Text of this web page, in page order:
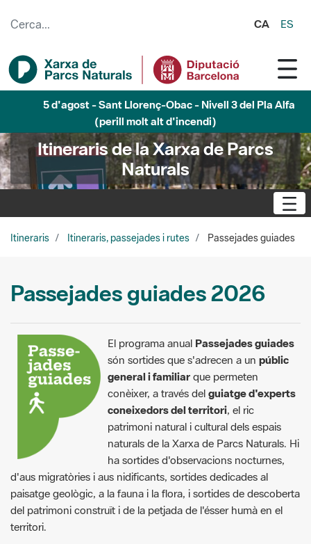
CA ES
5 d'agost - Sant Llorenç-Obac - Nivell 3 del Pla Alfa
(perill molt alt d'incendi)
Itineraris de la Xarxa de Parcs
Naturals
Itineraris Itineraris, passejades i rutes Passejades guiades
Passejades guiades 2026
El programa anual Passejades guiades
són sortides que s'adrecen a un públic
general i familiar que permeten
conèixer, a través del guiatge d'experts
coneixedors del territori, el ric
patrimoni natural i cultural dels espais
naturals de la Xarxa de Parcs Naturals. Hi
ha sortides d'observacions nocturnes,
d'aus migratòries i aus nidificants, sortides dedicades al
paisatge geològic, a la fauna i la flora, i sortides de descoberta
del patrimoni construït i de la petjada de l'ésser humà en el
territori.